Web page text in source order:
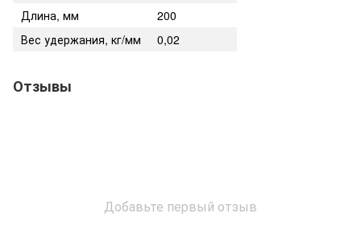
Длина, мм
200
Вес удержания, кг/мм
0,02
Отзывы
Добавьте первый отзыв